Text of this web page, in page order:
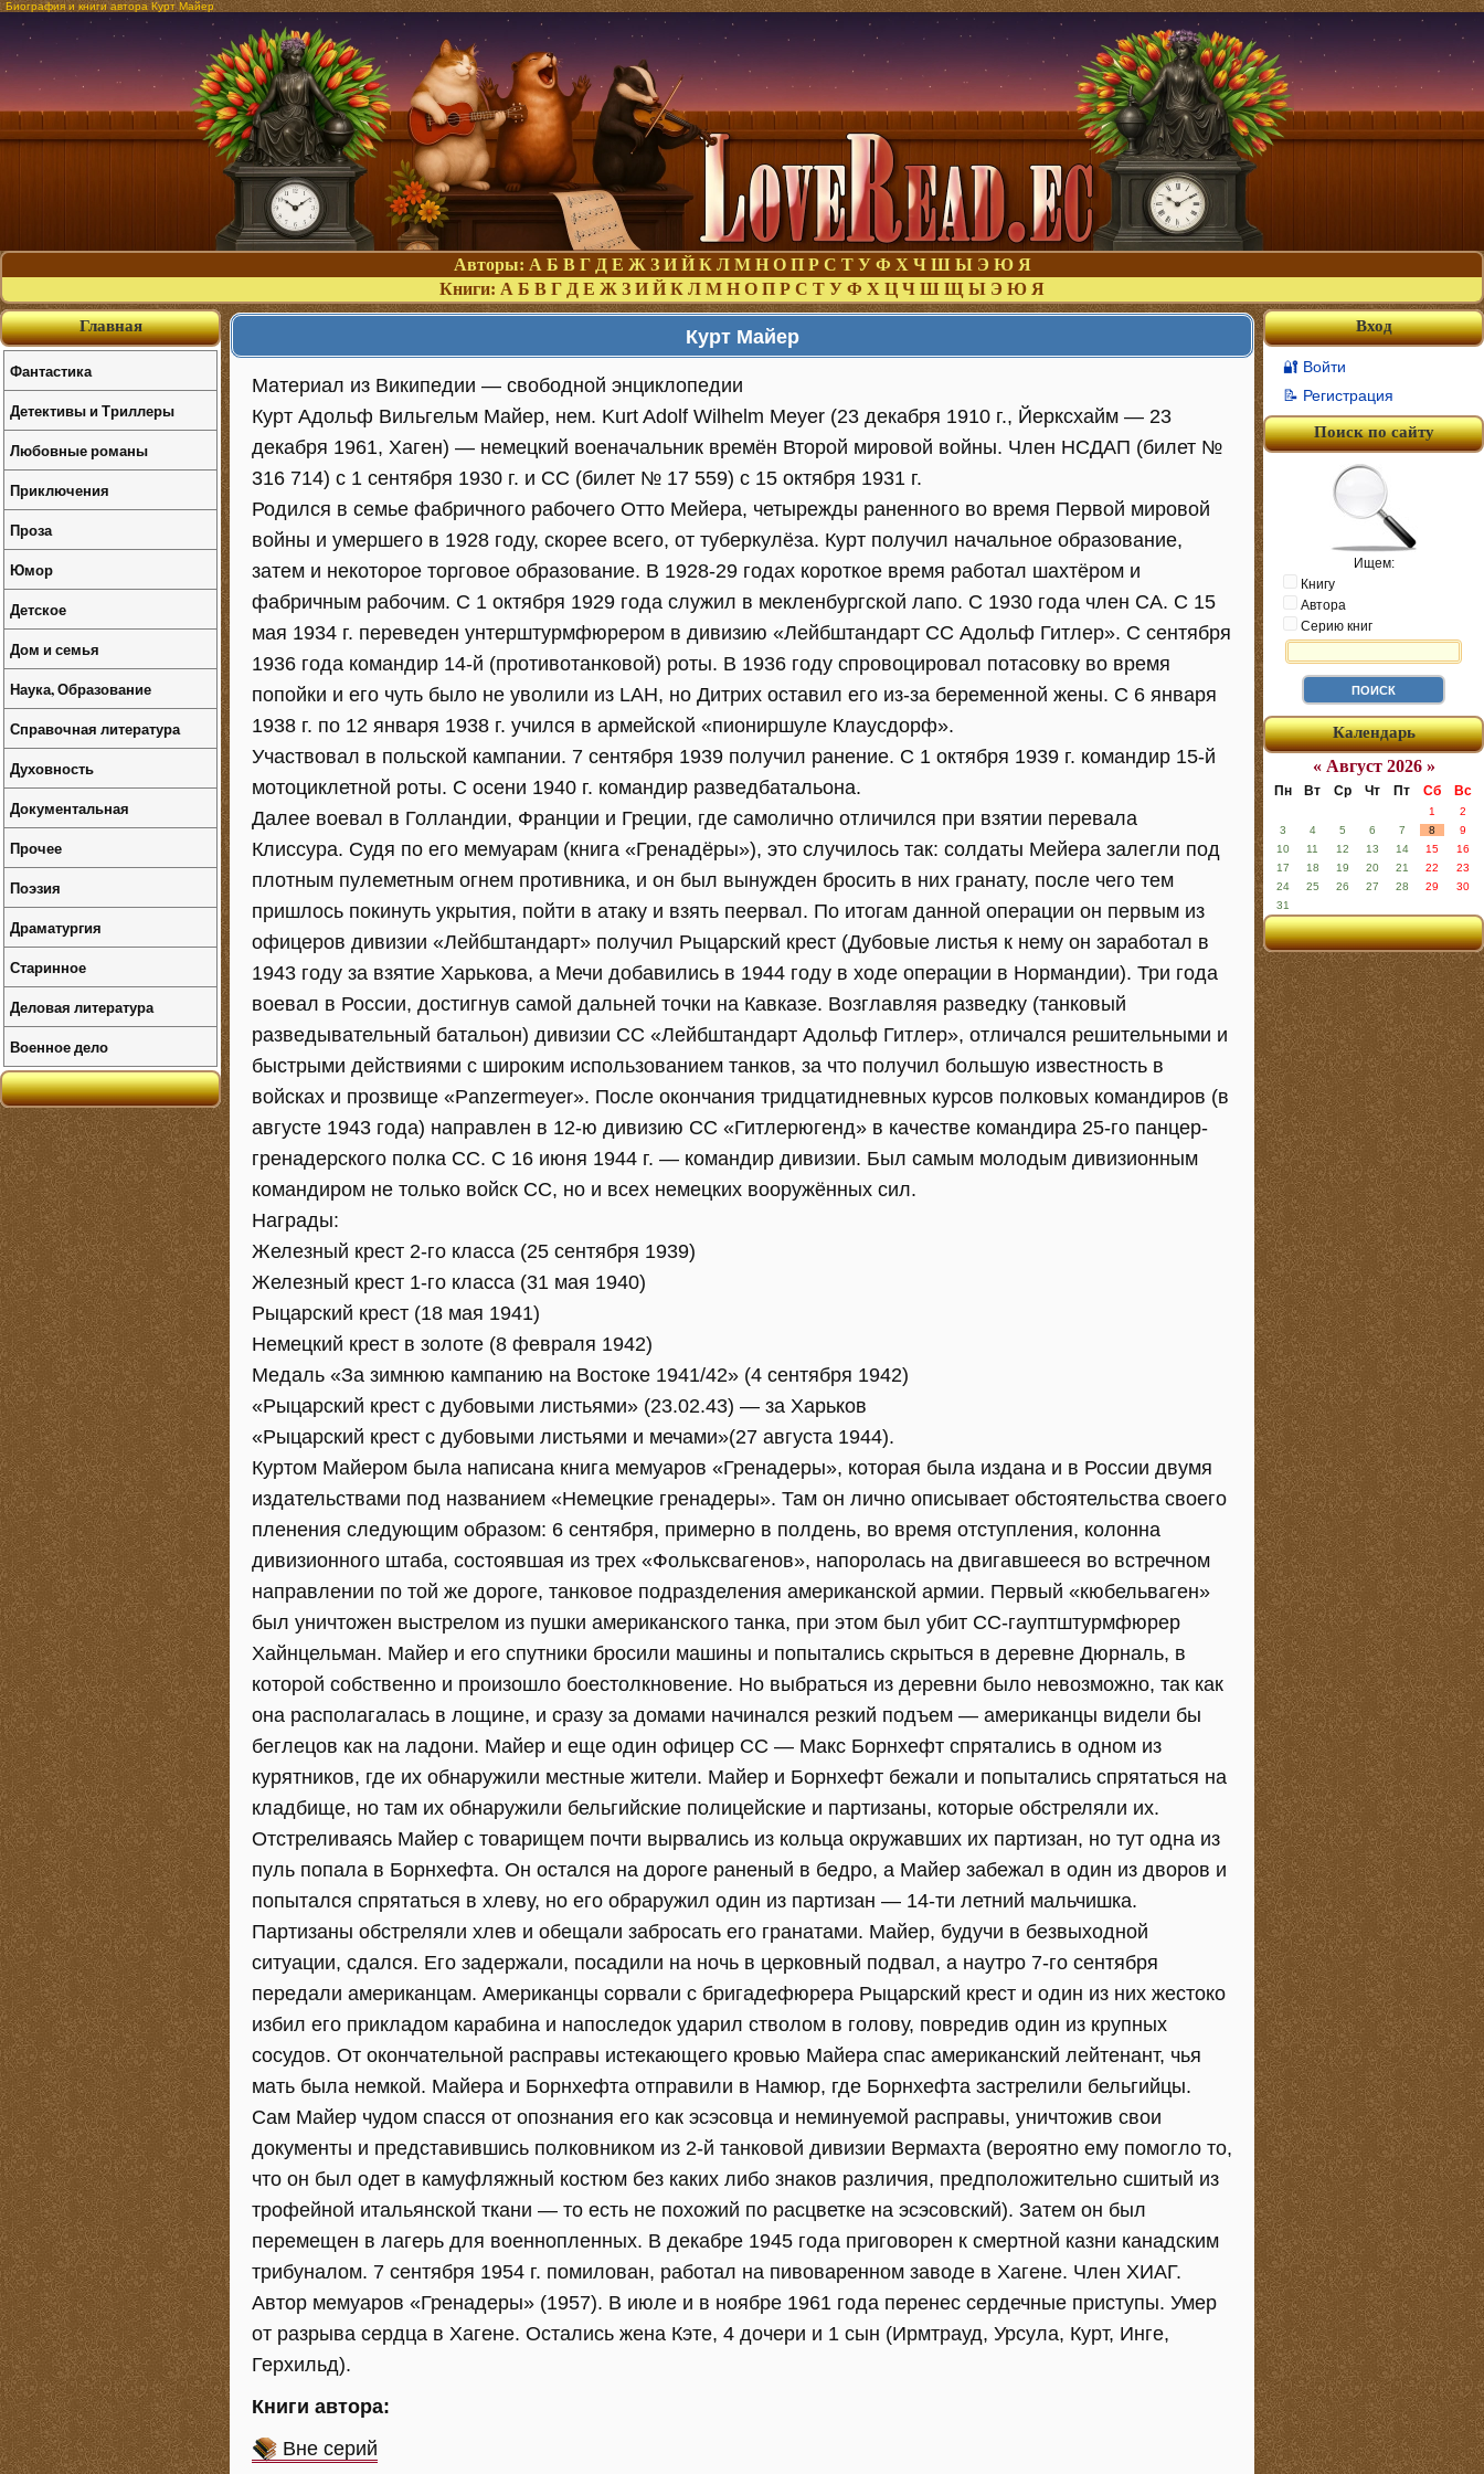
Биография и книги автора Курт Майер
Авторы: А Б В Г Д Е Ж З И Й К Л М Н О П Р С Т У Ф Х Ч Ш Ы Э Ю Я
Книги: А Б В Г Д Е Ж З И Й К Л М Н О П Р С Т У Ф Х Ц Ч Ш Щ Ы Э Ю Я
Курт Майер
Материал из Википедии — свободной энциклопедии
Курт Адольф Вильгельм Майер, нем. Kurt Adolf Wilhelm Meyer (23 декабря 1910 г., Йерксхайм — 23
декабря 1961, Хаген) — немецкий военачальник времён Второй мировой войны. Член НСДАП (билет №
316 714) с 1 сентября 1930 г. и СС (билет № 17 559) с 15 октября 1931 г.
Родился в семье фабричного рабочего Отто Мейера, четырежды раненного во время Первой мировой
войны и умершего в 1928 году, скорее всего, от туберкулёза. Курт получил начальное образование,
затем и некоторое торговое образование. В 1928-29 годах короткое время работал шахтёром и
фабричным рабочим. С 1 октября 1929 года служил в мекленбургской лапо. С 1930 года член СА. С 15
мая 1934 г. переведен унтерштурмфюрером в дивизию «Лейбштандарт СС Адольф Гитлер». С сентября
1936 года командир 14-й (противотанковой) роты. В 1936 году спровоцировал потасовку во время
попойки и его чуть было не уволили из LAH, но Дитрих оставил его из-за беременной жены. С 6 января
1938 г. по 12 января 1938 г. учился в армейской «пиониршуле Клаусдорф».
Участвовал в польской кампании. 7 сентября 1939 получил ранение. С 1 октября 1939 г. командир 15-й
мотоциклетной роты. С осени 1940 г. командир разведбатальона.
Далее воевал в Голландии, Франции и Греции, где самолично отличился при взятии перевала
Клиссура. Судя по его мемуарам (книга «Гренадёры»), это случилось так: солдаты Мейера залегли под
плотным пулеметным огнем противника, и он был вынужден бросить в них гранату, после чего тем
пришлось покинуть укрытия, пойти в атаку и взять пеервал. По итогам данной операции он первым из
офицеров дивизии «Лейбштандарт» получил Рыцарский крест (Дубовые листья к нему он заработал в
1943 году за взятие Харькова, а Мечи добавились в 1944 году в ходе операции в Нормандии). Три года
воевал в России, достигнув самой дальней точки на Кавказе. Возглавляя разведку (танковый
разведывательный батальон) дивизии СС «Лейбштандарт Адольф Гитлер», отличался решительными и
быстрыми действиями с широким использованием танков, за что получил большую известность в
войсках и прозвище «Panzermeyer». После окончания тридцатидневных курсов полковых командиров (в
августе 1943 года) направлен в 12-ю дивизию СС «Гитлерюгенд» в качестве командира 25-го панцер-
гренадерского полка СС. С 16 июня 1944 г. — командир дивизии. Был самым молодым дивизионным
командиром не только войск СС, но и всех немецких вооружённых сил.
Награды:
Железный крест 2-го класса (25 сентября 1939)
Железный крест 1-го класса (31 мая 1940)
Рыцарский крест (18 мая 1941)
Немецкий крест в золоте (8 февраля 1942)
Медаль «За зимнюю кампанию на Востоке 1941/42» (4 сентября 1942)
«Рыцарский крест с дубовыми листьями» (23.02.43) — за Харьков
«Рыцарский крест с дубовыми листьями и мечами»(27 августа 1944).
Куртом Майером была написана книга мемуаров «Гренадеры», которая была издана и в России двумя
издательствами под названием «Немецкие гренадеры». Там он лично описывает обстоятельства своего
пленения следующим образом: 6 сентября, примерно в полдень, во время отступления, колонна
дивизионного штаба, состоявшая из трех «Фольксвагенов», напоролась на двигавшееся во встречном
направлении по той же дороге, танковое подразделения американской армии. Первый «кюбельваген»
был уничтожен выстрелом из пушки американского танка, при этом был убит СС-гауптштурмфюрер
Хайнцельман. Майер и его спутники бросили машины и попытались скрыться в деревне Дюрналь, в
которой собственно и произошло боестолкновение. Но выбраться из деревни было невозможно, так как
она располагалась в лощине, и сразу за домами начинался резкий подъем — американцы видели бы
беглецов как на ладони. Майер и еще один офицер СС — Макс Борнхефт спрятались в одном из
курятников, где их обнаружили местные жители. Майер и Борнхефт бежали и попытались спрятаться на
кладбище, но там их обнаружили бельгийские полицейские и партизаны, которые обстреляли их.
Отстреливаясь Майер с товарищем почти вырвались из кольца окружавших их партизан, но тут одна из
пуль попала в Борнхефта. Он остался на дороге раненый в бедро, а Майер забежал в один из дворов и
попытался спрятаться в хлеву, но его обраружил один из партизан — 14-ти летний мальчишка.
Партизаны обстреляли хлев и обещали забросать его гранатами. Майер, будучи в безвыходной
ситуации, сдался. Его задержали, посадили на ночь в церковный подвал, а наутро 7-го сентября
передали американцам. Американцы сорвали с бригадефюрера Рыцарский крест и один из них жестоко
избил его прикладом карабина и напоследок ударил стволом в голову, повредив один из крупных
сосудов. От окончательной расправы истекающего кровью Майера спас американский лейтенант, чья
мать была немкой. Майера и Борнхефта отправили в Намюр, где Борнхефта застрелили бельгийцы.
Сам Майер чудом спасся от опознания его как эсэсовца и неминуемой расправы, уничтожив свои
документы и представившись полковником из 2-й танковой дивизии Вермахта (вероятно ему помогло то,
что он был одет в камуфляжный костюм без каких либо знаков различия, предположительно сшитый из
трофейной итальянской ткани — то есть не похожий по расцветке на эсэсовский). Затем он был
перемещен в лагерь для военнопленных. В декабре 1945 года приговорен к смертной казни канадским
трибуналом. 7 сентября 1954 г. помилован, работал на пивоваренном заводе в Хагене. Член ХИАГ.
Автор мемуаров «Гренадеры» (1957). В июле и в ноябре 1961 года перенес сердечные приступы. Умер
от разрыва сердца в Хагене. Остались жена Кэте, 4 дочери и 1 сын (Ирмтрауд, Урсула, Курт, Инге,
Герхильд).
Книги автора:
Вне серий
Вход
🔐 Войти
📝 Регистрация
Поиск по сайту
Ищем:
Книгу
Автора
Серию книг
Календарь
« Август 2026 »
Пн Вт Ср Чт Пт Сб Вс
1
2
3
4 5 6 7 8
9
10
11 12 13 14 15
16
17
18 19 20 21 22
23
24
25 26 27 28 29
30
31
Главная
Фантастика
Детективы и Триллеры
Любовные романы
Приключения
Проза
Юмор
Детское
Дом и семья
Наука, Образование
Справочная литература
Духовность
Документальная
Прочее
Поэзия
Драматургия
Старинное
Деловая литература
Военное дело